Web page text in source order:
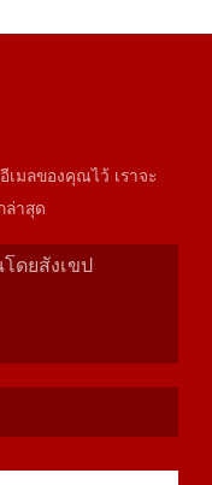
เมลของคุณไว้ เราจะ
าล็อกล่าสุด